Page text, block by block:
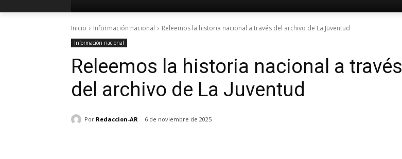
Inicio Información nacional Releemos la historia nacional a través del archivo de La Juventud
Información nacional
Releemos la historia nacional a través
del archivo de La Juventud
Por Redaccion-AR 6 de noviembre de 2025